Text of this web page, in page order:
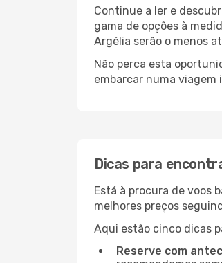
Continue a ler e
gama de opções à
Argélia serão o menos
Não perca esta
embarcar numa viagem
Dicas para
Está à procura de voos
melhores preços
Aqui estão cinco dicas
Reserve com